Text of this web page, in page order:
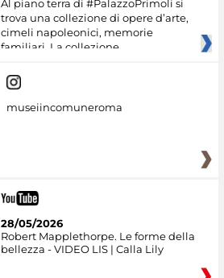
Al piano terra di #PalazzoPrimoli si
trova una collezione di opere d’arte,
cimeli napoleonici, memorie
familiari. La collezione
museiincomuneroma
28/05/2026
Robert Mapplethorpe. Le forme della
bellezza - VIDEO LIS | Calla Lily